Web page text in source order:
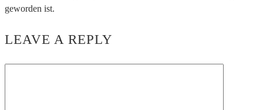
geworden ist.
LEAVE A REPLY